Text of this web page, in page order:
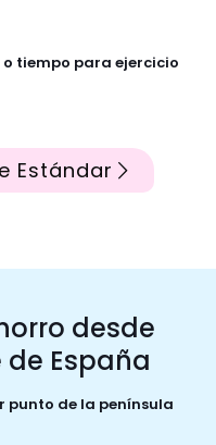
tiempo para ejercicio
Estándar
desde
España
punto de la península